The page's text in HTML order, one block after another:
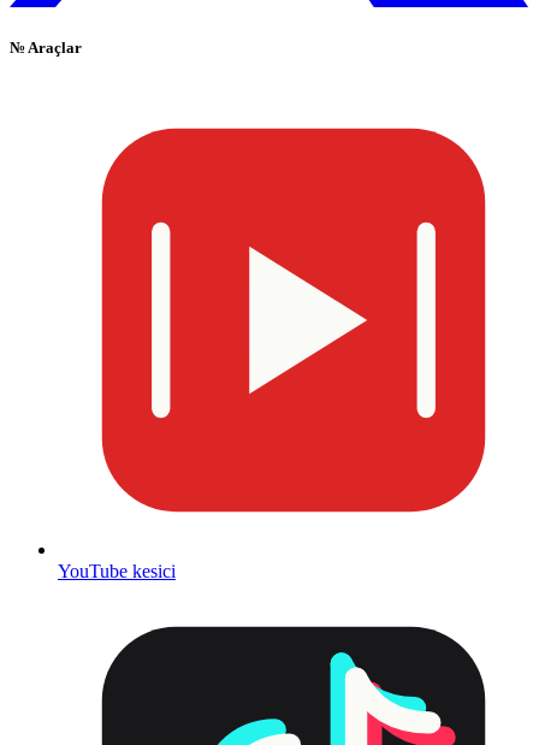
№ Araçlar
YouTube kesici